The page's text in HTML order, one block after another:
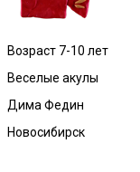
Возраст 7-10 лет
Веселые акулы
Дима Федин
Новосибирск